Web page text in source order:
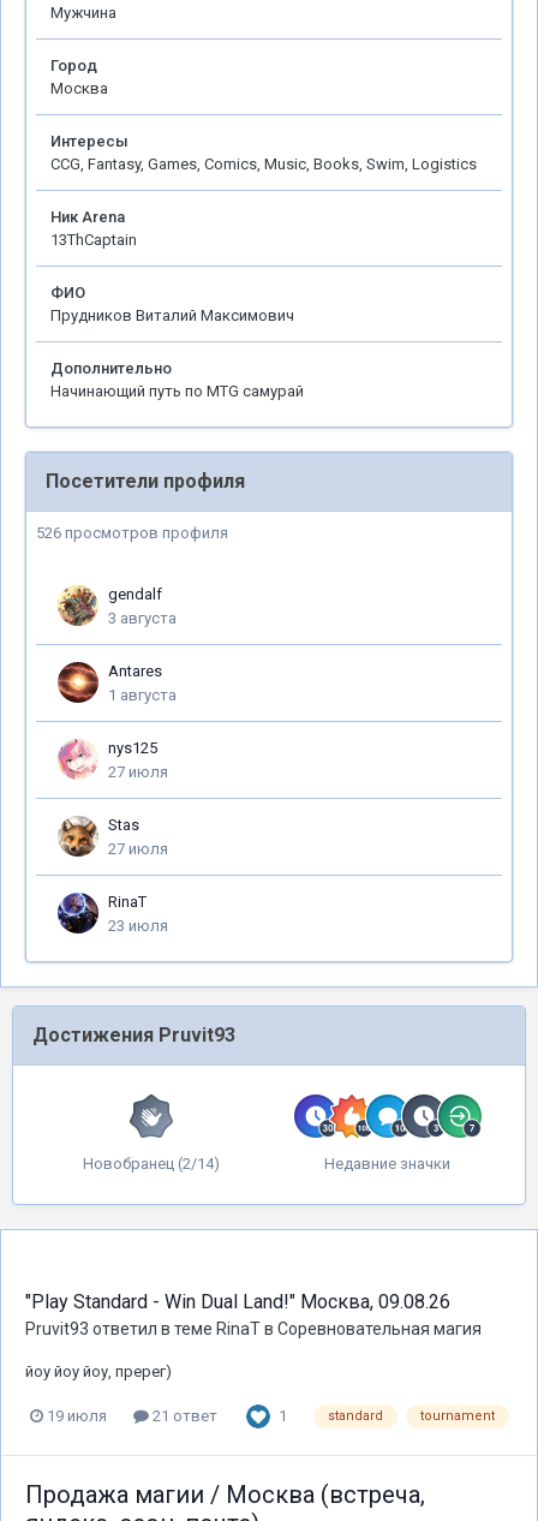
Мужчина
Город
Москва
Интересы
CCG, Fantasy, Games, Comics, Music, Books, Swim, Logistics
Ник Arena
13ThCaptain
ФИО
Прудников Виталий Максимович
Дополнительно
Начинающий путь по MTG самурай
Посетители профиля
526 просмотров профиля
gendalf
3 августа
Antares
1 августа
nys125
27 июля
Stas
27 июля
RinaT
23 июля
Достижения Pruvit93
Новобранец (2/14) Недавние значки
"Play Standard - Win Dual Land!" Москва, 09.08.26
Pruvit93 ответил в теме RinaTв Соревновательная магия
йоу йоу йоу, пререг)
19 июля 21 ответ 1 standard tournament
Продажа магии / Москва (встреча,